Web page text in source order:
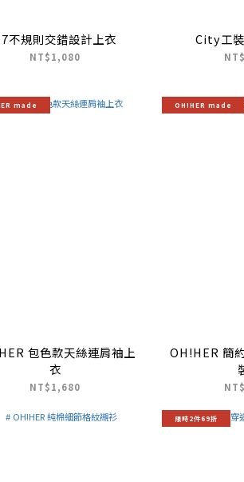
不規則交錯設計上衣
NT$1,080
City工
made
包色款天絲連肩袖上
衣
NT$1,680
OH!HER made
OH!HER 簡
限時2件69折